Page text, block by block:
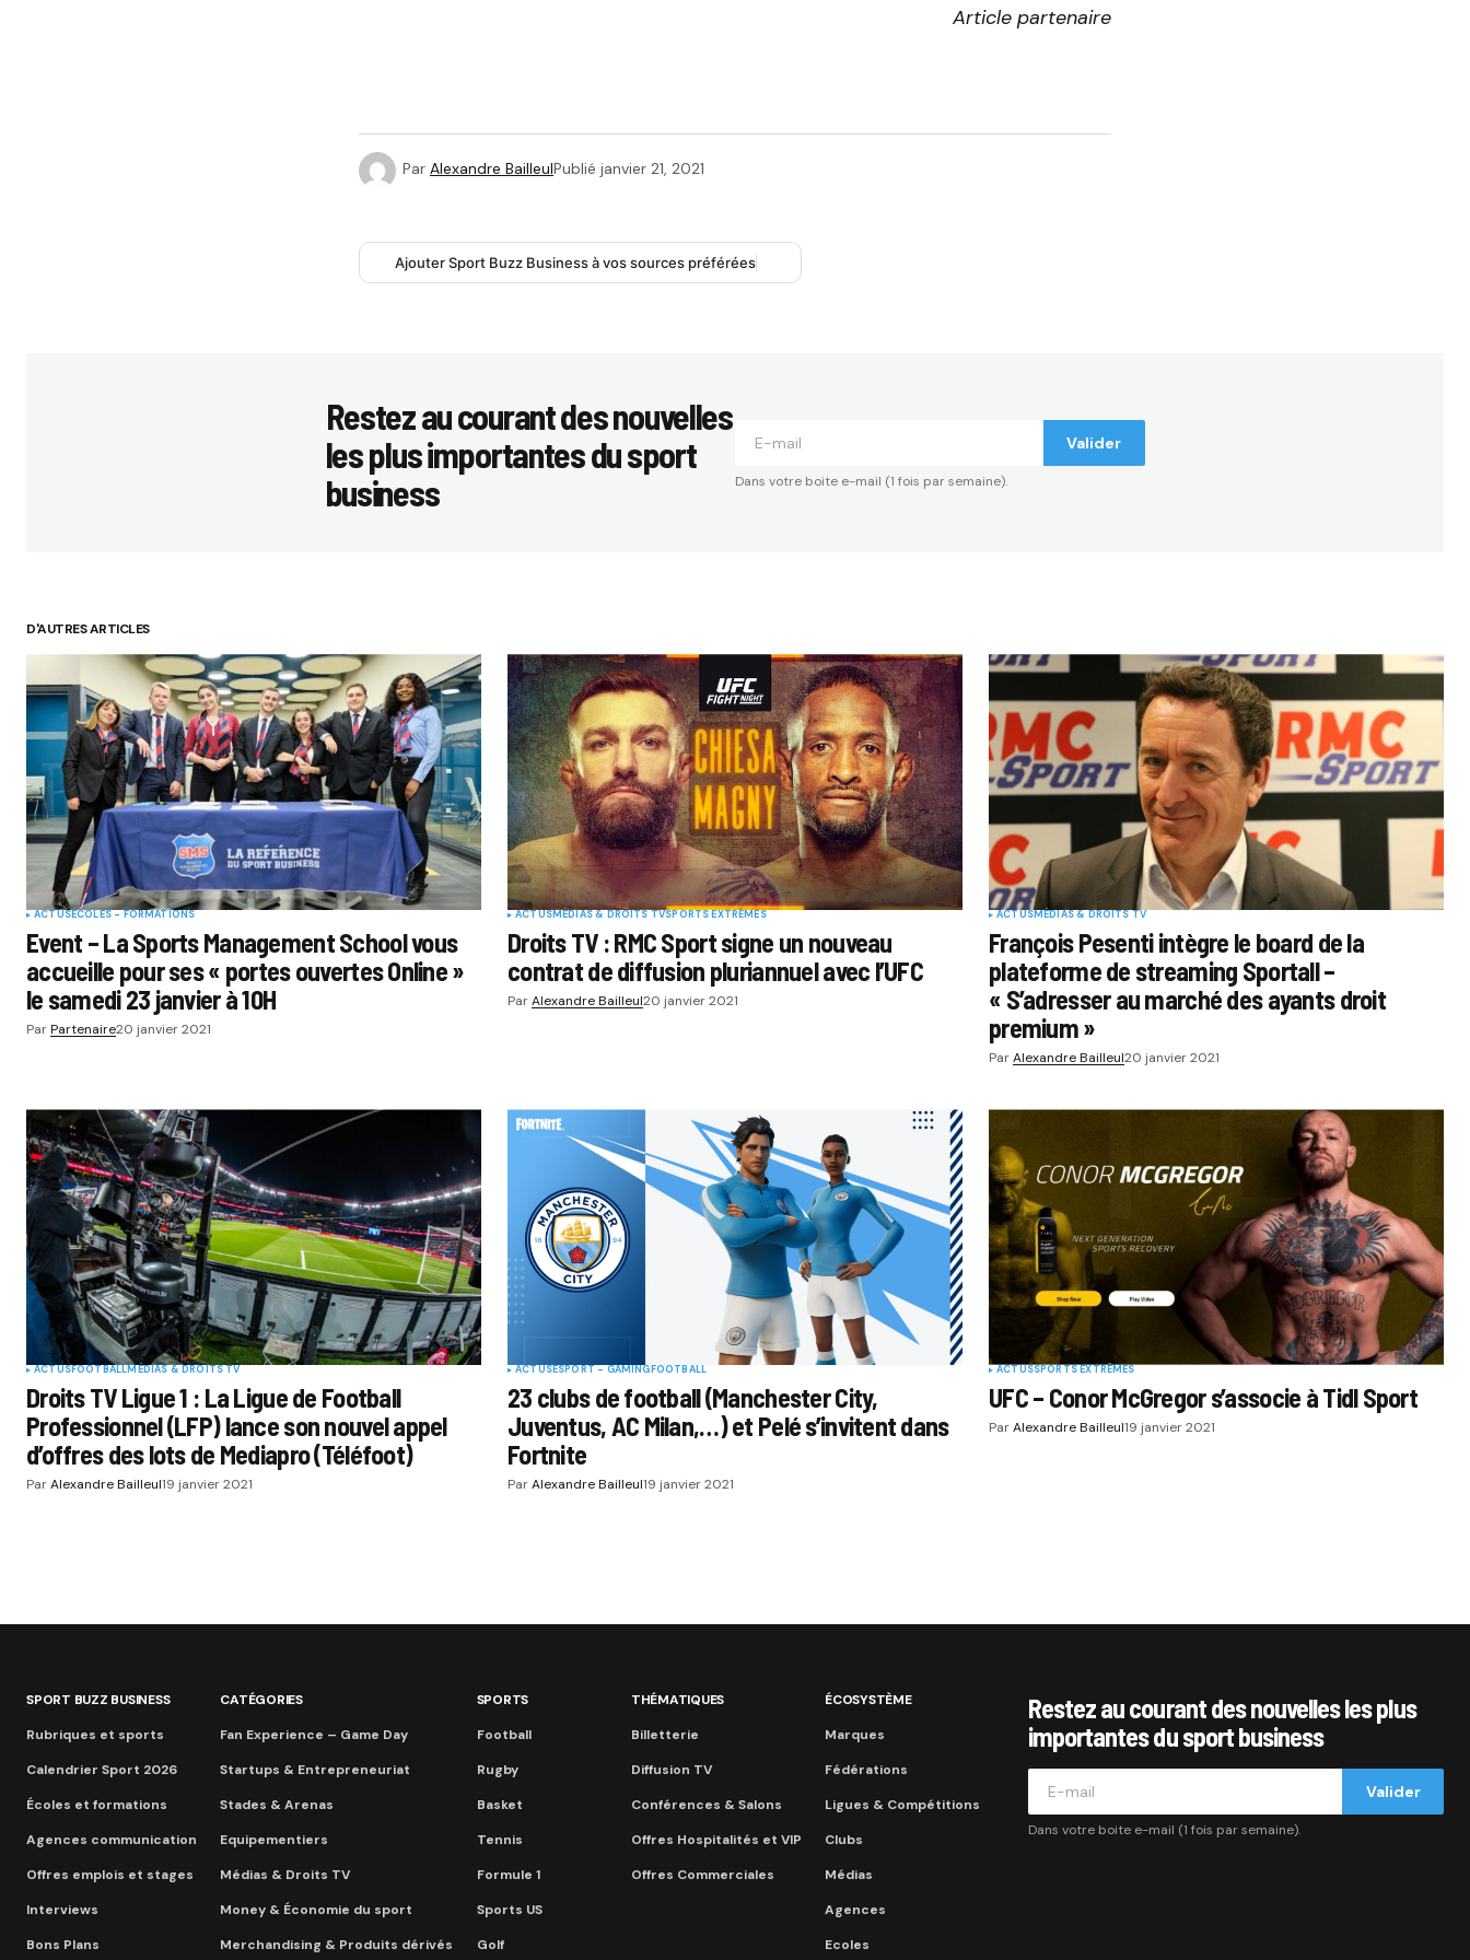
Article partenaire
Par Alexandre BailleulPublié janvier 21, 2021
Ajouter Sport Buzz Business à vos sources préférées
Restez au courant des nouvelles
les plus importantes du sport
business
Valider
Dans votre boite e-mail (1 fois par semaine).
D'AUTRES ARTICLES
ACTUSÉCOLES - FORMATIONS
Event – La Sports Management School vous
accueille pour ses « portes ouvertes Online »
le samedi 23 janvier à 10H
ParPartenaire20 janvier 2021
ACTUSMÉDIAS & DROITS TVSPORTS EXTRÊMES
Droits TV : RMC Sport signe un nouveau
contrat de diffusion pluriannuel avec l’UFC
ParAlexandre Bailleul20 janvier 2021
ACTUSMÉDIAS & DROITS TV
François Pesenti intègre le board de la
plateforme de streaming Sportall –
« S’adresser au marché des ayants droit
premium »
ParAlexandre Bailleul20 janvier 2021
ACTUSFOOTBALLMÉDIAS & DROITS TV
Droits TV Ligue 1 : La Ligue de Football
Professionnel (LFP) lance son nouvel appel
d’offres des lots de Mediapro (Téléfoot)
ParAlexandre Bailleul19 janvier 2021
ACTUSESPORT - GAMINGFOOTBALL
23 clubs de football (Manchester City,
Juventus, AC Milan,…) et Pelé s’invitent dans
Fortnite
ParAlexandre Bailleul19 janvier 2021
ACTUSSPORTS EXTRÊMES
UFC – Conor McGregor s’associe à Tidl Sport
ParAlexandre Bailleul19 janvier 2021
SPORT BUZZ BUSINESS
Rubriques et sports
Calendrier Sport 2026
Écoles et formations
Agences communication
Offres emplois et stages
Interviews
Bons Plans
CATÉGORIES
Fan Experience – Game Day
Startups & Entrepreneuriat
Stades & Arenas
Equipementiers
Médias & Droits TV
Money & Économie du sport
Merchandising & Produits dérivés
SPORTS
Football
Rugby
Basket
Tennis
Formule 1
Sports US
Golf
THÉMATIQUES
Billetterie
Diffusion TV
Conférences & Salons
Offres Hospitalités et VIP
Offres Commerciales
ÉCOSYSTÈME
Marques
Fédérations
Ligues & Compétitions
Clubs
Médias
Agences
Ecoles
Restez au courant des nouvelles les plus
importantes du sport business
Valider
Dans votre boite e-mail (1 fois par semaine).